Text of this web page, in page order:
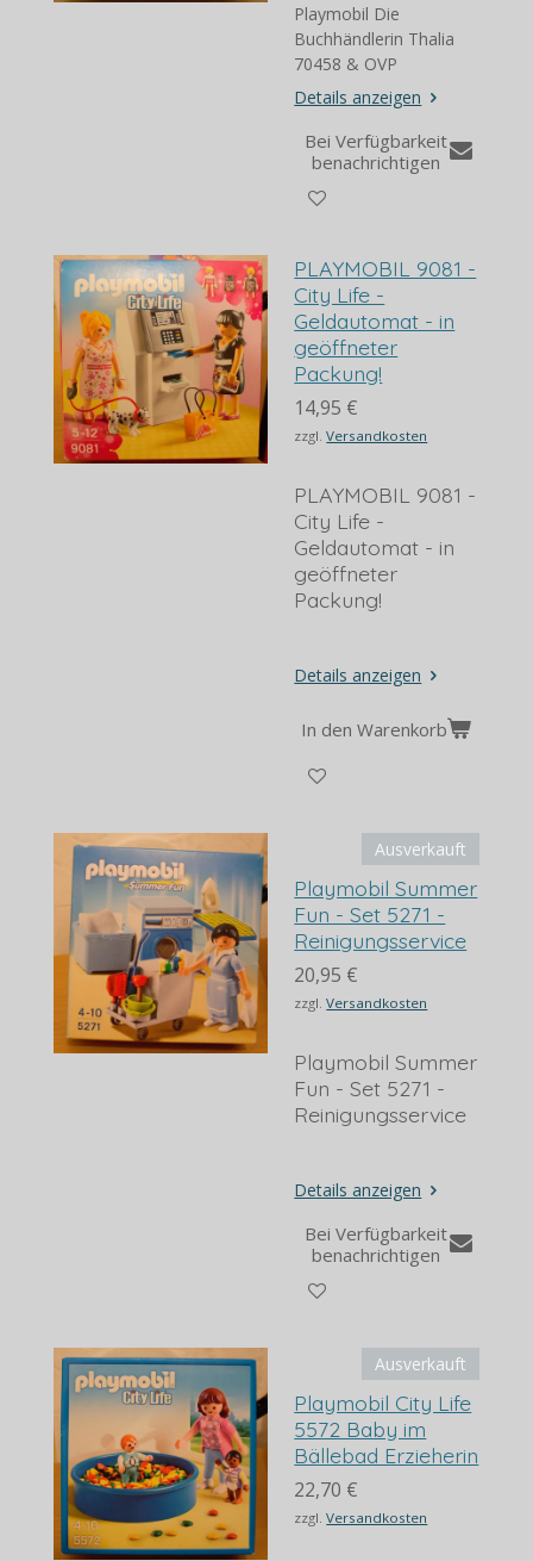
Playmobil Die
Buchhändlerin Thalia
70458 & OVP
Details anzeigen
Bei Verfügbarkeit
benachrichtigen
PLAYMOBIL 9081 -
City Life -
Geldautomat - in
geöffneter
Packung!
14,95 €
zzgl.Versandkosten
PLAYMOBIL 9081 -
City Life -
Geldautomat - in
geöffneter
Packung!
Details anzeigen
In den Warenkorb
Ausverkauft
Playmobil Summer
Fun - Set 5271 -
Reinigungsservice
20,95 €
zzgl.Versandkosten
Playmobil Summer
Fun - Set 5271 -
Reinigungsservice
Details anzeigen
Bei Verfügbarkeit
benachrichtigen
Ausverkauft
Playmobil City Life
5572 Baby im
Bällebad Erzieherin
22,70 €
zzgl.Versandkosten